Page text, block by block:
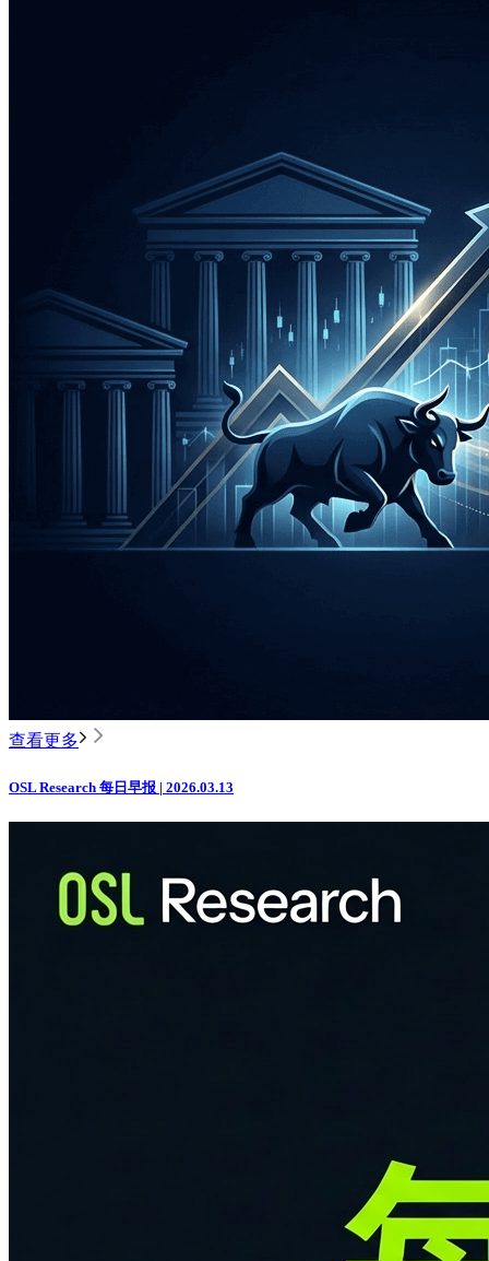
查看更多
OSL Research 每日早报 | 2026.03.13